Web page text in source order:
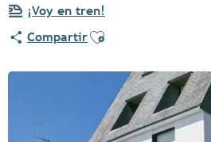
¡Voy en tren!
CompartirAjouter aux favoris